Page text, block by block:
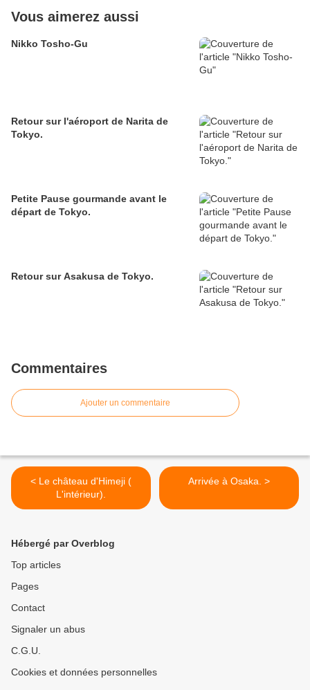
Vous aimerez aussi
Nikko Tosho-Gu
Retour sur l'aéroport de Narita de
Tokyo.
Petite Pause gourmande avant le
départ de Tokyo.
Retour sur Asakusa de Tokyo.
Commentaires
Ajouter un commentaire
< Le château d'Himeji (
L'intérieur).
Arrivée à Osaka. >
Hébergé par Overblog
Top articles
Pages
Contact
Signaler un abus
C.G.U.
Cookies et données personnelles